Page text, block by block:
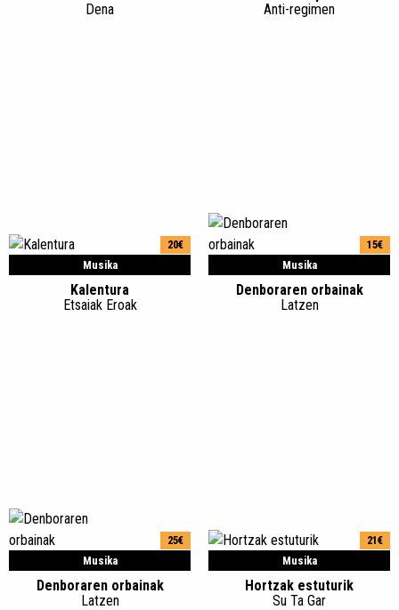
Dena
Anti-regimen
Musika
20€
Kalentura
Etsaiak Eroak
Musika
15€
Denboraren orbainak
Latzen
Musika
25€
Denboraren orbainak
Latzen
Musika
21€
Hortzak estuturik
Su Ta Gar